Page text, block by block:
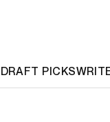
DRAFT PICKS